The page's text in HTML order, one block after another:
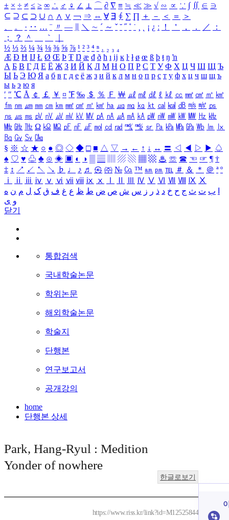
± × ÷ ≠ ≤ ≥ ∞ ∴ ♂ ♀ ∠ ⊥ ⌒ ∂ ∇ ≡ ≒ ≪ ≫ √ ∽ ∝ ∵ ∫ ∬ ∈ ∋
⊆ ⊇ ⊂ ⊃ ∪ ∩ ∧ ∨ ￢ ⇒ ⇔ ∀ ∃ ∮ ∑ ∏ ＋ － ＜ ＝
＞
、
。 · ‥ … ¨ 〃 ― ＼ ∼ ´ ～ ˇ ˘ ˝ ˚ ˙ ¸ ¡ ¿ ː ！ ＇ ， ． ／
：
；
？ ＾ ｀
½ ⅓ ⅔ ¼ ¾ ⅛ ⅜ ⅝ ⅞ ¹ ² ³ ⁴ ⁿ ₁ ₂ ₃ ₄
Æ Ð Ħ Ĳ Ł Ø Œ Þ Ŧ Ŋ æ đ ð ħ ı ĳ ĸ ŀ ł ø œ ß þ ŧ ŋ ŉ
А Б В Г Д Е Ё Ж З И Й К Л М Н О П Р С Т У Ф Х Ц Ч Ш Щ Ъ
Ы Ь Э Ю Я а б в г д е ё ж з и й к л м н о п р с т у ф х ц ч ш щ ъ
ы ь э ю я
′ ″ ℃ Å ￠ ￡ ￥ ¤ ℉ ‰ ＄ ％ Ｆ ￦ ㎕ ㎖ ㎗ ℓ ㎘ ㏄ ㎣ ㎤ ㎥ ㎦
㎙ ㎚ ㎛ ㎜ ㎝ ㎞ ㎟ ㎠ ㎡ ㎢ ㏊ ㎍ ㎎ ㎏ ㏏ ㎈ ㎉ ㏈ ㎧ ㎨ ㎰
㎱ ㎲ ㎳ ㎴ ㎵ ㎶ ㎷ ㎸ ㎹ ㎀ ㎁ ㎂ ㎃ ㎄ ㎺ ㎻ ㎽ ㎾ ㎿ ㎐ ㎑
㎒ ㎓ ㎔ Ω ㏀ ㏁ ㎊ ㎋ ㎌ ㏖ ㏅ ㎭ ㎮ ㎯ ㏛ ㎩ ㎪ ㎫ ㎬ ㏝ ㏐
㏓
㏃ ㏉ ㏜ ㏆
§ ※ ☆ ★ ○ ● ◎ ◇ ◆ □ ■ △ ▽ → ← ↑ ↓ ↔ 〓 ◁ ◀ ▷ ▶ ♤
♠ ♡ ♥ ♧ ♣ ⊙ ◈ ▣ ◐ ◑ ▒ ▤ ▨ ▧ ▦ ▩ ♨ ☏ ☎ ☜ ☞ ¶ †
‡ ↕ ↗ ↙ ↖ ↘ ♭ ♩ ♪ ♬ ㉿ ㈜ № ㏇ ™ ㏂ ㏘ ℡ ＃ ＆ ＊ ＠ ª º
ⅰ
ⅱ ⅲ ⅳ ⅴ ⅵ ⅶ ⅷ ⅸ ⅹ Ⅳ Ⅴ Ⅵ Ⅶ Ⅷ Ⅸ Ⅹ
ب ت ث ج ح خ د ذ ر ز س ش ص ض ط ظ ع غ ف ق ک ل م ن ه
و ی
닫기
통합검색
국내학술논문
학위논문
해외학술논문
학술지
단행본
연구보고서
공개강의
home
단행본 상세
Park, Hang-Ryul : Medition
Yonder of nowhere
한글로보기
https://www.riss.kr/link?id=M12525844